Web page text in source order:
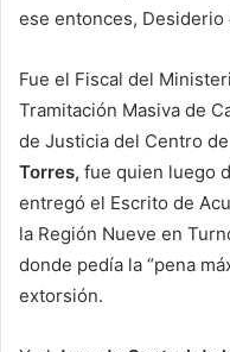
ese entonces, Desiderio
Fue el Fiscal del
Tramitación Masiva de
de Justicia del Centro de
Torres, fue quien luego
entregó el Escrito de
la Región Nueve en
donde pedía la “pena
extorsión.